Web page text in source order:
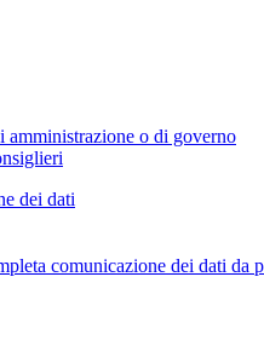
o di governo
dei dati
comunicazione dei dati